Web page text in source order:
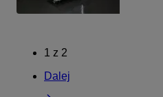
1 z 2
Dalej